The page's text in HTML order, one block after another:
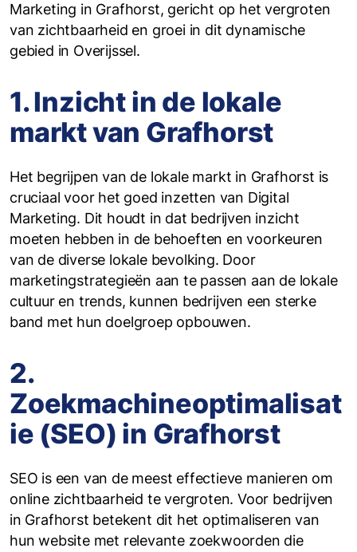
Marketing in Grafhorst, gericht op het vergroten
van zichtbaarheid en groei in dit dynamische
gebied in Overijssel.
1. Inzicht in de lokale
markt van Grafhorst
Het begrijpen van de lokale markt in Grafhorst is
cruciaal voor het goed inzetten van Digital
Marketing. Dit houdt in dat bedrijven inzicht
moeten hebben in de behoeften en voorkeuren
van de diverse lokale bevolking. Door
marketingstrategieën aan te passen aan de lokale
cultuur en trends, kunnen bedrijven een sterke
band met hun doelgroep opbouwen.
2.
Zoekmachineoptimalisat
ie (SEO) in Grafhorst
SEO is een van de meest effectieve manieren om
online zichtbaarheid te vergroten. Voor bedrijven
in Grafhorst betekent dit het optimaliseren van
hun website met relevante zoekwoorden die